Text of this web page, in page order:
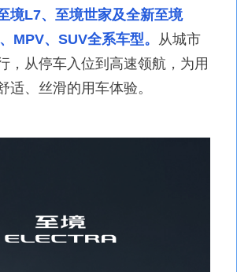
境L7、至境世家及全新至境
MPV、SUV全系车型。 从城市
，从停车入位到高速领航，为用
适、丝滑的用车体验。